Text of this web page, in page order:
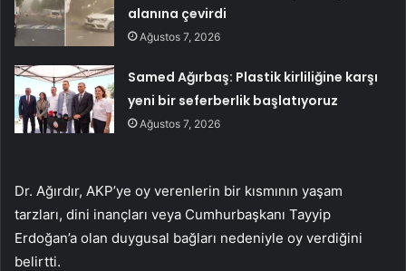
alanına çevirdi
Ağustos 7, 2026
Samed Ağırbaş: Plastik kirliliğine karşı
yeni bir seferberlik başlatıyoruz
Ağustos 7, 2026
Dr. Ağırdır, AKP’ye oy verenlerin bir kısmının yaşam
tarzları, dini inançları veya Cumhurbaşkanı Tayyip
Erdoğan’a olan duygusal bağları nedeniyle oy verdiğini
belirtti.